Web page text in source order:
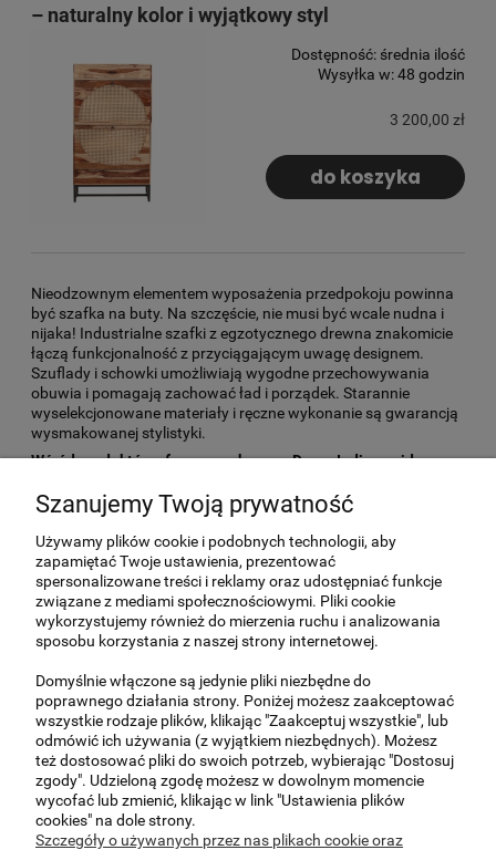
– naturalny kolor i wyjątkowy styl
Dostępność: średnia ilość
Wysyłka w:48 godzin
3 200,00 zł
do koszyka
Nieodzownym elementem wyposażenia przedpokoju powinna
być szafka na buty. Na szczęście, nie musi być wcale nudna i
nijaka! Industrialne szafki z egzotycznego drewna znakomicie
łączą funkcjonalność z przyciągającym uwagę designem.
Szuflady i schowki umożliwiają wygodne przechowywania
obuwia i pomagają zachować ład i porządek. Starannie
wyselekcjonowane materiały i ręczne wykonanie są gwarancją
wysmakowanej stylistyki.
Wśród produktów oferowanych przez Decor India znajdą
-drewniane kufry z drewna mango. Surowe i bardzo
proste w formie zachwycą entuzjastów
minimalistycznego designu;
- bogato rzeźbione indyjskie skrzynie z ażurowymi
dekoracjami i ręcznie wykonanymi rzeźbieniami —
znakomite do wnętrz w orientalnym stylu;
eleganckie
Industrialne szafki na buty pasują do wnętrz w stylu
industrialnym, kolonialnym, rustykalnym i art. Świetnie
sprawdzą się także w przedpokojach urządzonych w
tradycyjnym i nowoczesnym stylu. Trwała i odporne na
uszkodzenia zachowają swoje walory jeszcze wiele lat po
zakupie. Dzięki precyzyjnemu wykonaniu i ponadczasowym
formom będą modne bez względu na zmieniające się z sezonu
Szanujemy Twoją prywatność
Używamy plików cookie i podobnych technologii, aby
zapamiętać Twoje ustawienia, prezentować
spersonalizowane treści i reklamy oraz udostępniać funkcje
związane z mediami społecznościowymi. Pliki cookie
wykorzystujemy również do mierzenia ruchu i analizowania
sposobu korzystania z naszej strony internetowej.
Domyślnie włączone są jedynie pliki niezbędne do
poprawnego działania strony. Poniżej możesz zaakceptować
wszystkie rodzaje plików, klikając "Zaakceptuj wszystkie", lub
odmówić ich używania (z wyjątkiem niezbędnych). Możesz
też dostosować pliki do swoich potrzeb, wybierając "Dostosuj
zgody". Udzieloną zgodę możesz w dowolnym momencie
wycofać lub zmienić, klikając w link "Ustawienia plików
cookies" na dole strony.
Szczegóły o używanych przez nas plikach cookie oraz